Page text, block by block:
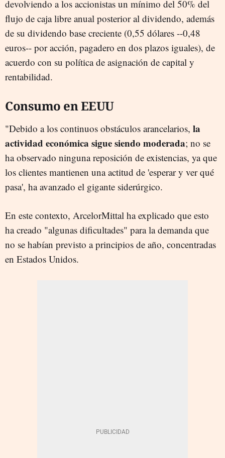
devolviendo a los accionistas un mínimo del 50% del
flujo de caja libre anual posterior al dividendo, además
de su dividendo base creciente (0,55 dólares --0,48
euros-- por acción, pagadero en dos plazos iguales), de
acuerdo con su política de asignación de capital y
rentabilidad.
Consumo en EEUU
"Debido a los continuos obstáculos arancelarios, la
actividad económica sigue siendo moderada; no se
ha observado ninguna reposición de existencias, ya que
los clientes mantienen una actitud de 'esperar y ver qué
pasa', ha avanzado el gigante siderúrgico.
En este contexto, ArcelorMittal ha explicado que esto
ha creado "algunas dificultades" para la demanda que
no se habían previsto a principios de año, concentradas
en Estados Unidos.